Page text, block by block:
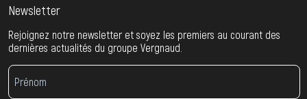
Newsletter
Rejoignez notre newsletter et soyez les premiers au courant des
dernières actualités du groupe Vergnaud.